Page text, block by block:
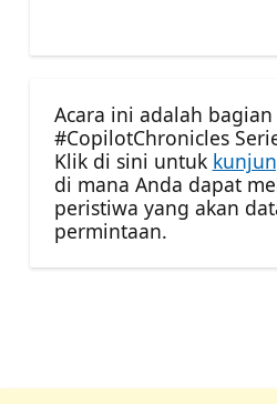
Acara ini adalah
#CopilotChronicles
Klik di sini untuk
di mana Anda dapat
peristiwa yang akan
permintaan.